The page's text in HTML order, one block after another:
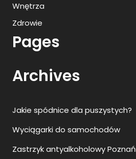
Wnętrza
Zdrowie
Pages
Archives
Jakie spódnice dla puszystych?
Wyciągarki do samochodów
Zastrzyk antyalkoholowy Poznań